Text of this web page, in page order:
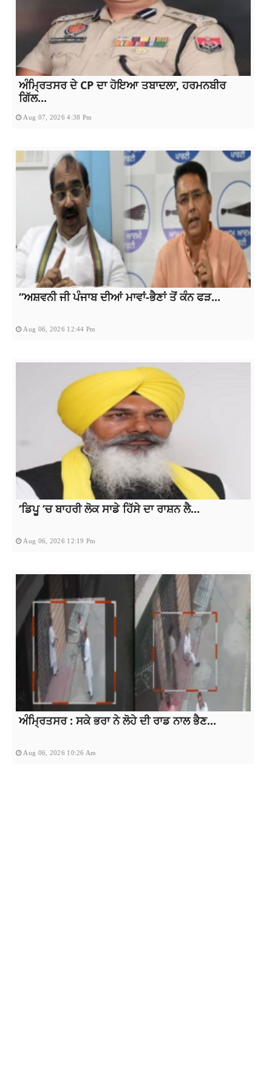
ਅੰਮ੍ਰਿਤਸਰ ਦੇ CP ਦਾ ਹੋਇਆ ਤਬਾਦਲਾ, ਹਰਮਨਬੀਰ
ਗਿੱਲ...
Aug 07, 2026 4:38 Pm
“ਅਸ਼ਵਨੀ ਜੀ ਪੰਜਾਬ ਦੀਆਂ ਮਾਵਾਂ-ਭੈਣਾਂ ਤੋਂ ਕੰਨ ਫੜ...
Aug 06, 2026 12:44 Pm
‘ਡਿਪੂ ‘ਚ ਬਾਹਰੀ ਲੋਕ ਸਾਡੇ ਹਿੱਸੇ ਦਾ ਰਾਸ਼ਨ ਲੈ...
Aug 06, 2026 12:19 Pm
ਅੰਮ੍ਰਿਤਸਰ : ਸਕੇ ਭਰਾ ਨੇ ਲੋਹੇ ਦੀ ਰਾਡ ਨਾਲ ਭੈਣ...
Aug 06, 2026 10:26 Am